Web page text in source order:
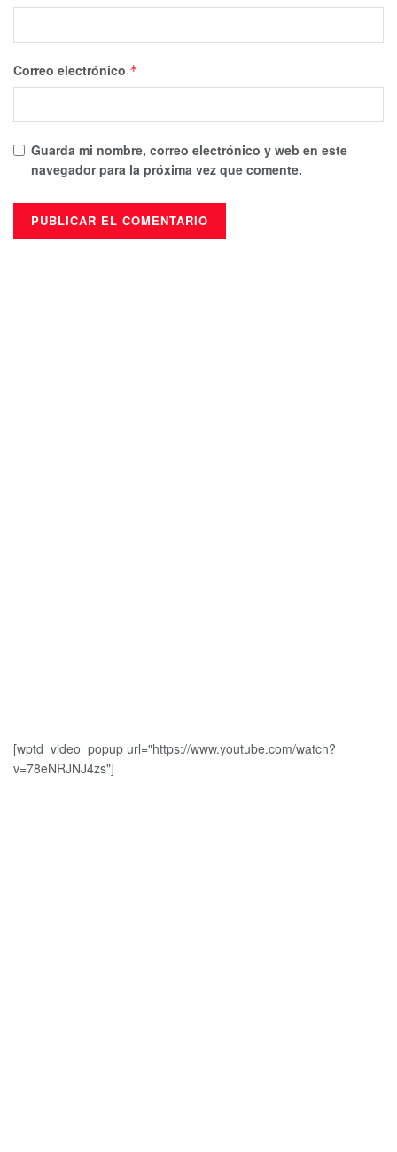
Correo electrónico *
Guarda mi nombre, correo electrónico y web en este
navegador para la próxima vez que comente.
[wptd_video_popup url="https://www.youtube.com/watch?
v=78eNRJNJ4zs"]